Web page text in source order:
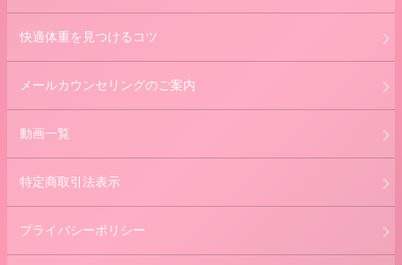
快適体重を見つけるコツ
メールカウンセリングのご案内
動画一覧
特定商取引法表示
プライバシーポリシー